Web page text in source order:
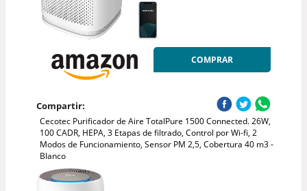
COMPRAR
Compartir:
Cecotec Purificador de Aire TotalPure 1500 Connected. 26W,
100 CADR, HEPA, 3 Etapas de filtrado, Control por Wi-fi, 2
Modos de Funcionamiento, Sensor PM 2,5, Cobertura 40 m3 -
Blanco